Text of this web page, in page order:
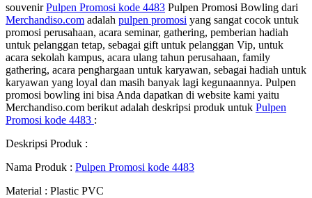
souvenirPulpen Promosi kode 4483 Pulpen Promosi Bowling dari
Merchandiso.com adalah pulpen promosi yang sangat cocok untuk
promosi perusahaan, acara seminar, gathering, pemberian hadiah
untuk pelanggan tetap, sebagai gift untuk pelanggan Vip, untuk
acara sekolah kampus, acara ulang tahun perusahaan, family
gathering, acara penghargaan untuk karyawan, sebagai hadiah untuk
karyawan yang loyal dan masih banyak lagi kegunaannya. Pulpen
promosi bowling ini bisa Anda dapatkan di website kami yaitu
Merchandiso.com berikut adalah deskripsi produk untuk Pulpen
Promosi kode 4483 :
Deskripsi Produk :
Nama Produk : Pulpen Promosi kode 4483
Material : Plastic PVC